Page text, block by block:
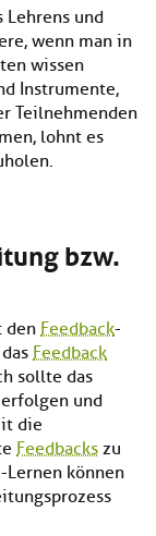
und
wenn man in
wissen
Instrumente,
Teilnehmenden
lohnt es
bzw.
den Feedback-
Feedback
sollte das
und
die
Feedbacks zu
können